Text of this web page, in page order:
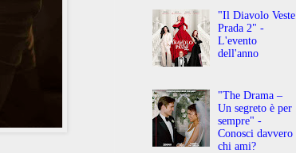
"Il Diavolo Veste
Prada 2" -
L'evento
dell'anno
"The Drama –
Un segreto è per
sempre" -
Conosci davvero
chi ami?